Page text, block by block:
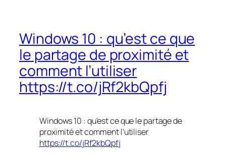
Windows 10 : qu’est ce que
le partage de proximité et
comment l’utiliser
https://t.co/jRf2kbQpfj
Windows 10 : qu'est ce que le partage de
proximité et comment l'utiliser
https://t.co/jRf2kbQpfj